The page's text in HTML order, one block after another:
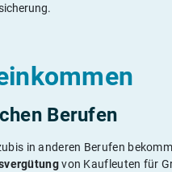
Berufen
in anderen Berufen
von Kaufleuten für